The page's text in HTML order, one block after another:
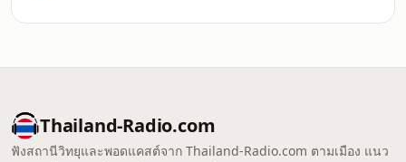
Thailand-Radio.com
ฟังสถานีวิทยุและพอดแคสต์จาก Thailand-Radio.com ตามเมือง แนว